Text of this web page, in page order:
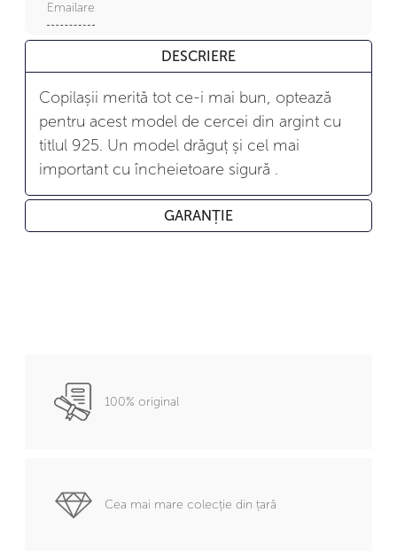
Emailare
DESCRIERE
Copilașii merită tot ce-i mai bun, optează
pentru acest model de cercei din argint cu
titlul 925. Un model drăguț și cel mai
important cu încheietoare sigură .
GARANȚIE
100% original
Cea mai mare colecție din țară